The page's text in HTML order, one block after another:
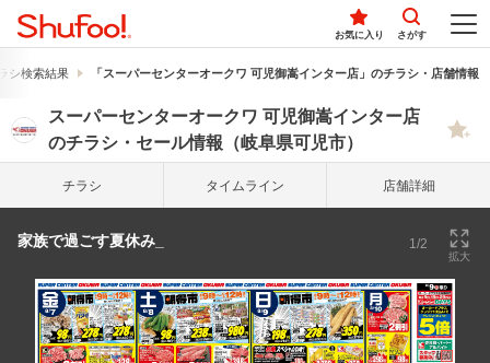
お気に入り さがす
シ検索結果 「スーパーセンターオークワ 可児御嵩インター店」のチラシ・店舗情報
スーパーセンターオークワ 可児御嵩インター店
のチラシ・セール情報（岐阜県可児市）
チラシ タイム ライン 店舗詳細
家族で過ごす夏休み_ 1/2
拡大